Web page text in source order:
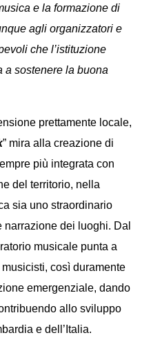
e la formazione di
agli organizzatori e
che l’istituzione
a sostenere la buona
prettamente locale,
” mira alla creazione di
più integrata con
del territorio, nella
sia uno straordinario
dei luoghi. Dal
musicale punta a
così duramente
emergenziale, dando
allo sviluppo
e dell’Italia.